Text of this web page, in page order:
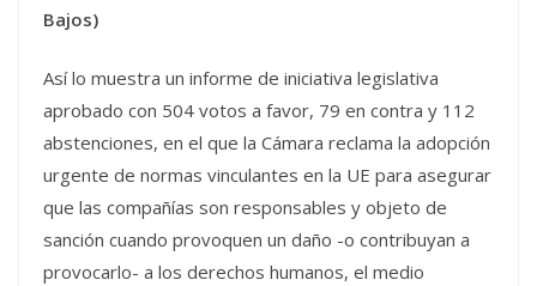
Bajos)
Así lo muestra un informe de iniciativa legislativa
aprobado con 504 votos a favor, 79 en contra y 112
abstenciones, en el que la Cámara reclama la adopción
urgente de normas vinculantes en la UE para asegurar
que las compañías son responsables y objeto de
sanción cuando provoquen un daño -o contribuyan a
provocarlo- a los derechos humanos, el medio